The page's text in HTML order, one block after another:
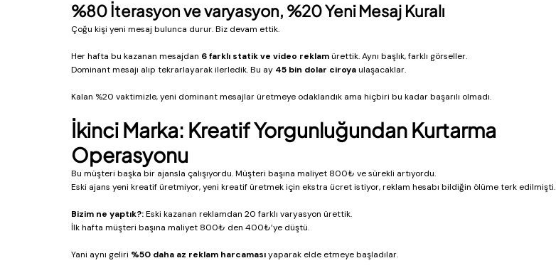
%80 İterasyon ve varyasyon, %20 Yeni Mesaj Kuralı
Çoğu kişi yeni mesaj bulunca durur. Biz devam ettik.
Her hafta bu kazanan mesajdan 6 farklı statik ve video reklam ürettik. Aynı başlık, farklı görseller.
Dominant mesajı alıp tekrarlayarak ilerledik. Bu ay 45 bin dolar ciroya ulaşacaklar.
Kalan %20 vaktimizle, yeni dominant mesajlar üretmeye odaklandık ama hiçbiri bu kadar başarılı olmadı.
İkinci Marka: Kreatif Yorgunluğundan Kurtarma
Operasyonu
Bu müşteri başka bir ajansla çalışıyordu. Müşteri başına maliyet 800₺ ve sürekli artıyordu.
Eski ajans yeni kreatif üretmiyor, yeni kreatif üretmek için ekstra ücret istiyor, reklam hesabı bildiğin ölüme terk edilmişti.
Bizim ne yaptık?: Eski kazanan reklamdan 20 farklı varyasyon ürettik.
İlk hafta müşteri başına maliyet 800₺ den 400₺’ye düştü.
Yani aynı geliri %50 daha az reklam harcaması yaparak elde etmeye başladılar.